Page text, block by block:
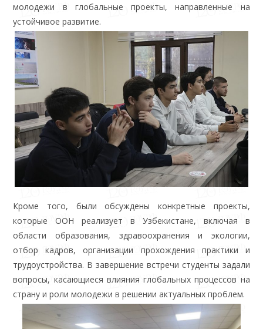
молодежи в глобальные проекты, направленные на
устойчивое развитие.
Кроме того, были обсуждены конкретные проекты,
которые ООН реализует в Узбекистане, включая в
области образования, здравоохранения и экологии,
отбор кадров, организации прохождения практики и
трудоустройства. В завершение встречи студенты задали
вопросы, касающиеся влияния глобальных процессов на
страну и роли молодежи в решении актуальных проблем.